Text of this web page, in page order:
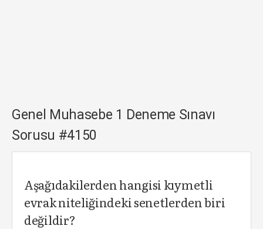
Genel Muhasebe 1 Deneme Sınavı
Sorusu #4150
Aşağıdakilerden hangisi kıymetli
evrak niteliğindeki senetlerden biri
değildir?